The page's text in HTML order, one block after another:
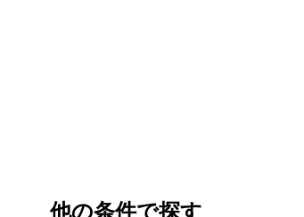
他の条件で探す